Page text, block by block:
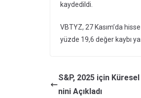
kaydedildi.
VBTYZ, 27 Kasım’da
yüzde 19,6 değer kaybı
S&P, 2025 için
nini Açıkladı